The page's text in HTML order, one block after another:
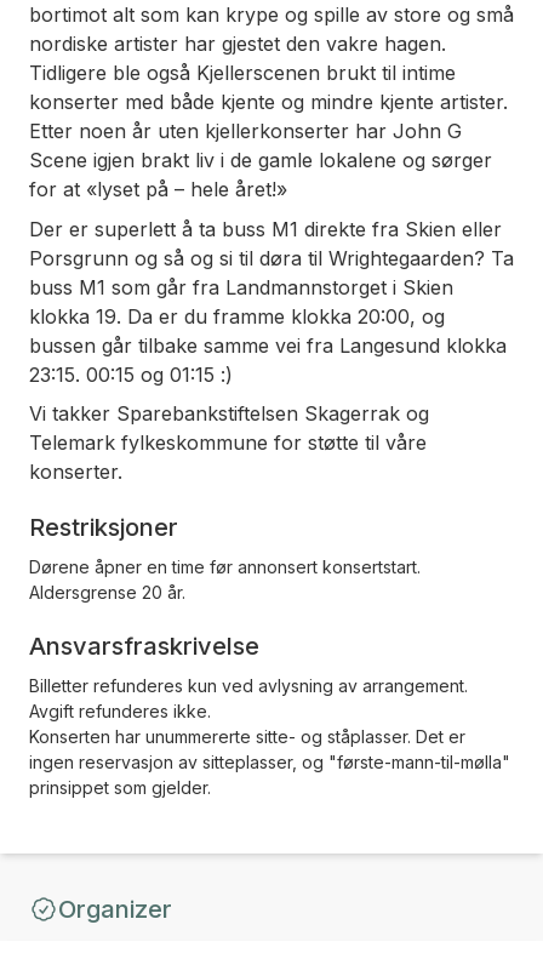
bortimot alt som kan krype og spille av store og små
nordiske artister har gjestet den vakre hagen.
Tidligere ble også Kjellerscenen brukt til intime
konserter med både kjente og mindre kjente artister.
Etter noen år uten kjellerkonserter har John G
Scene igjen brakt liv i de gamle lokalene og sørger
for at «lyset på – hele året!»
Der er superlett å ta buss M1 direkte fra Skien eller
Porsgrunn og så og si til døra til Wrightegaarden? Ta
buss M1 som går fra Landmannstorget i Skien
klokka 19. Da er du framme klokka 20:00, og
bussen går tilbake samme vei fra Langesund klokka
23:15. 00:15 og 01:15 :)
Vi takker Sparebankstiftelsen Skagerrak og
Telemark fylkeskommune for støtte til våre
konserter.
Restriksjoner
Dørene åpner en time før annonsert konsertstart.
Aldersgrense 20 år.
Ansvarsfraskrivelse
Billetter refunderes kun ved avlysning av arrangement.
Avgift refunderes ikke.
Konserten har unummererte sitte- og ståplasser. Det er
ingen reservasjon av sitteplasser, og "første-mann-til-mølla"
prinsippet som gjelder.
Organizer